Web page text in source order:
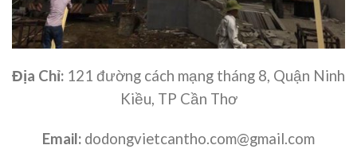
Địa Chỉ: 121 đường cách mạng tháng 8, Quận Ninh
Kiều, TP Cần Thơ
Email: dodongvietcantho.com@gmail.com